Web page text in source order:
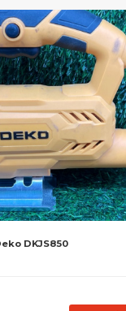
DKJS850